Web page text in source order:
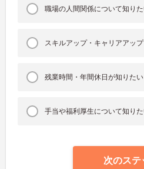
職場の人間関係について知り
スキルアップ・キャリアアッ
残業時間・年間休日が知りたい
手当や福利厚生について知り
次のステ